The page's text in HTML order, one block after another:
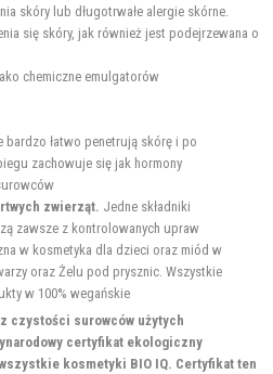
skóry lub długotrwałe alergie skórne.
się skóry, jak również jest podejrzewana o
chemiczne emulgatorów
bardzo łatwo penetrują skórę i po
zachowuje się jak hormony
zwierząt. Jedne składniki
zawsze z kontrolowanych upraw
w kosmetyka dla dzieci oraz miód w
oraz Żelu pod prysznic. Wszystkie
w 100% wegańskie
czystości surowców użytych
certyfikat ekologiczny
kosmetyki BIO IQ. Certyfikat ten